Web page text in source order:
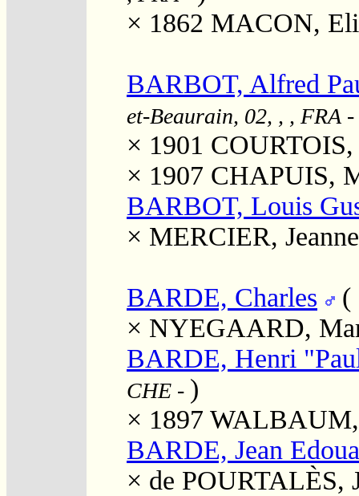
× 1862 MACON,
BARBOT, Alfred
et-Beaurain, 02, , , FRA -
× 1901
× 1907 CHAPUIS,
BARBOT, Louis
× MERCIER,
BARDE, Charles (
× NYEGAARD,
BARDE, Henri
CHE - )
× 1897 WALBAUM,
BARDE, Jean
× de POURTALÈS,